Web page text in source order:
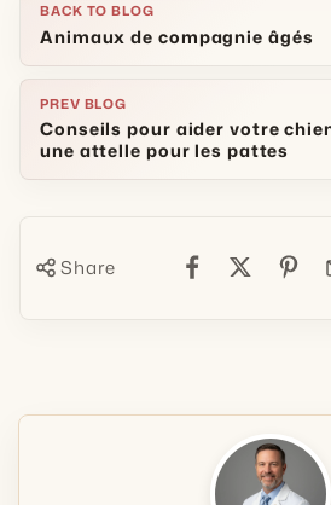
BACK TO BLOG
Animaux de compagnie âgés
PREV BLOG
Conseils pour aider votre
une attelle pour les pattes
Share